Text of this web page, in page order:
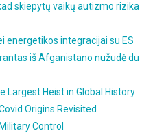
skiepytų vaikų autizmo rizika
energetikos integracijai su ES
iš Afganistano nužudė du
Largest Heist in Global History
Origins Revisited
Control